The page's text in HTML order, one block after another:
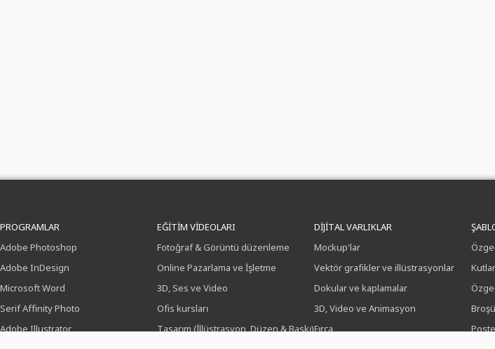
PROGRAMLAR
Adobe Photoshop
Adobe InDesign
Microsoft Word
Serif Affinity Photo
Adobe Illustrator
EĞITIM VIDEOLARI
Fotoğraf & Görüntü düzenleme
Online Pazarlama ve İşletme
3D, Ses ve Video
Ofis kursları
Tasarım (İllüstrasyon, Düzen & Baskı)
DIJITAL VARLIKLAR
Mockup'lar
Vektör grafikler ve illüstrasyonlar
Dokular ve kaplamalar
3D, Video ve Animasyon
Fırça